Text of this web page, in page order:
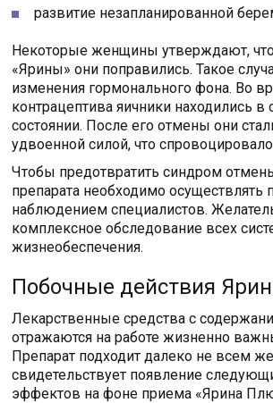
развитие незапланированной
Некоторые женщины утверждают,
«Ярины» они поправились. Такое
изменения гормонального фона. Во
контрацептива яичники находились
состоянии. После его отмены они
удвоенной силой, что
Чтобы предотвратить синдром
препарата необходимо осуществлять
наблюдением специалистов.
комплексное обследование всех
жизнеобеспечения.
Побочные действия
Лекарственные средства с
отражаются на работе жизненно
Препарат подходит далеко не всем
свидетельствует появление
эффектов на фоне приема «Ярина